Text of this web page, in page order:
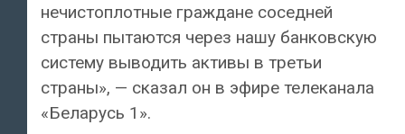
нечистоплотные граждане соседней
страны пытаются через нашу банковскую
систему выводить активы в третьи
страны», — сказал он в эфире телеканала
«Беларусь 1».